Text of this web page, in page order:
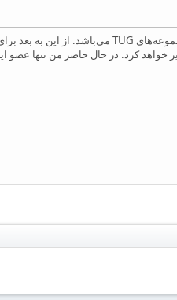
خواهد کرد. در حال حاضر من تنها عضو